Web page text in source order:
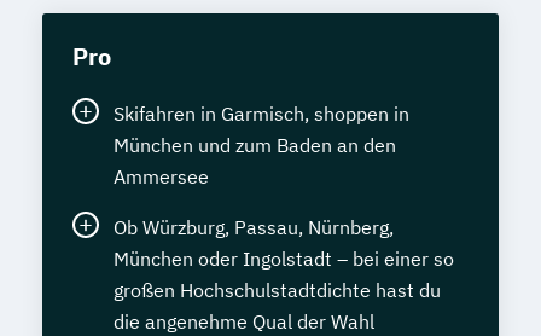
Pro
Skifahren in Garmisch, shoppen in
München und zum Baden an den
Ammersee
Ob Würzburg, Passau, Nürnberg,
München oder Ingolstadt – bei einer so
großen Hochschulstadtdichte hast du
die angenehme Qual der Wahl